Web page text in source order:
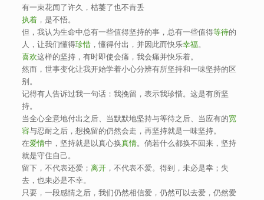
有一束花闻了许久，枯萎了也不肯丢
执着，是不悟。
但，我认为生命中总有一些值得坚持的事，总有一些值得等待的
人，让我们懂得珍惜，懂得付出，并因此而快乐幸福。
喜欢这样的坚持，有时即使会痛，我会痛并快乐着。
然而，世事变化让我开始学着小心分辨有所坚持和一味坚持的区
别。
记得有人告诉过我一句话：我挽留，表示我珍惜。这是有所坚
持。
当全心全意地付出之后、当默默地坚持与等待之后、当应有的宽
容与忍耐之后，想挽留的仍然会走，再坚持就是一味坚持。
在爱情中，坚持就是以真心换真情。倘若什么都换不回来，坚持
就是守住自己。
留下，不代表还爱； 离开，不代表不爱。得到，未必是幸；失
去，也未必是不幸。
只要，一段感情之后，我们仍然相信爱，仍然可以去爱，仍然爱